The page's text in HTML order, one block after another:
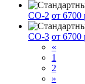
СО-2 от 6700
СО-3 от 6700
«
1
2
»